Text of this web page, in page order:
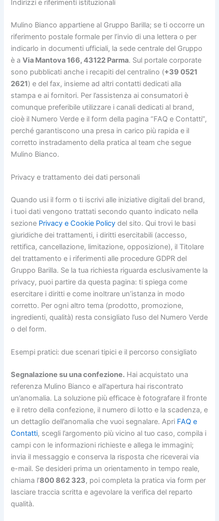
Indirizzi e riferimenti istituzionali
Mulino Bianco appartiene al Gruppo Barilla; se ti occorre un
riferimento postale formale per l’invio di una lettera o per
indicarlo in documenti ufficiali, la sede centrale del Gruppo
è aVia Mantova 166, 43122 Parma. Sul portale corporate
sono pubblicati anche i recapiti del centralino (+39 0521
2621) e del fax, insieme ad altri contatti dedicati alla
stampa e ai fornitori. Per l’assistenza ai consumatori è
comunque preferibile utilizzare i canali dedicati al brand,
cioè il Numero Verde e il form della pagina “FAQ e Contatti”,
perché garantiscono una presa in carico più rapida e il
corretto instradamento della pratica al team che segue
Mulino Bianco.
Privacy e trattamento dei dati personali
Quando usi il form o ti iscrivi alle iniziative digitali del brand,
i tuoi dati vengono trattati secondo quanto indicato nella
sezione Privacy e Cookie Policy del sito. Qui trovi le basi
giuridiche dei trattamenti, i diritti esercitabili (accesso,
rettifica, cancellazione, limitazione, opposizione), il Titolare
del trattamento e i riferimenti alle procedure GDPR del
Gruppo Barilla. Se la tua richiesta riguarda esclusivamente la
privacy, puoi partire da questa pagina: ti spiega come
esercitare i diritti e come inoltrare un’istanza in modo
corretto. Per ogni altro tema (prodotto, promozione,
ingredienti, qualità) resta consigliato l’uso del Numero Verde
o del form.
Esempi pratici: due scenari tipici e il percorso consigliato
Segnalazione su una confezione. Hai acquistato una
referenza Mulino Bianco e all’apertura hai riscontrato
un’anomalia. La soluzione più efficace è fotografare il fronte
e il retro della confezione, il numero di lotto e la scadenza, e
un dettaglio dell’anomalia che vuoi segnalare. Apri FAQ e
Contatti, scegli l’argomento più vicino al tuo caso, compila i
campi con le informazioni richieste e allega le immagini;
invia il messaggio e conserva la risposta che riceverai via
e-mail. Se desideri prima un orientamento in tempo reale,
chiama l’800 862 323, poi completa la pratica via form per
lasciare traccia scritta e agevolare la verifica del reparto
qualità.